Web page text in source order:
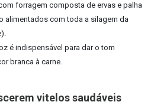
forragem composta de ervas e palha
alimentados com toda a silagem da
é indispensável para dar o tom
branca à carne.
vitelos saudáveis